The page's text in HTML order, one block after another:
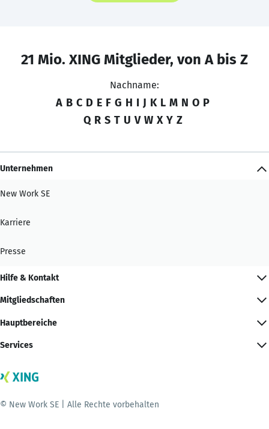
21 Mio. XING Mitglieder, von A bis Z
Nachname:
A B C D E F G H I J K L M N O P
Q R S T U V W X Y Z
Unternehmen
New Work SE
Karriere
Presse
Hilfe & Kontakt
Mitgliedschaften
Hauptbereiche
Services
© New Work SE | Alle Rechte vorbehalten